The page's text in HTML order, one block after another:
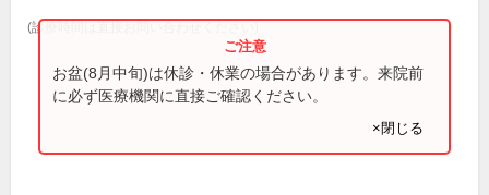
(診療時間は直接お問い合わせください)
お盆(8月中旬)は休診・休業の場合があります。来院前
に必ず医療機関に直接ご確認ください。
×閉じる